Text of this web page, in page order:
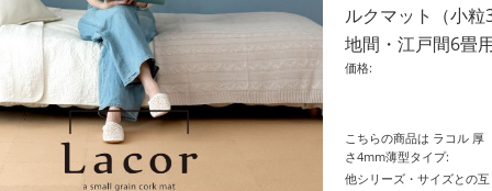
ルクマット（小
地間・江戸間6畳
価格:
こちらの商品は ラコル 厚
さ4mm薄型タイプ:
他シリーズ・サイズとの互